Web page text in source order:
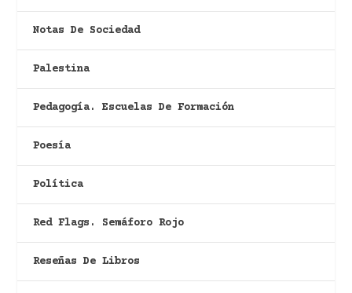
Notas De Sociedad
Palestina
Pedagogía. Escuelas De Formación
Poesía
Política
Red Flags. Semáforo Rojo
Reseñas De Libros